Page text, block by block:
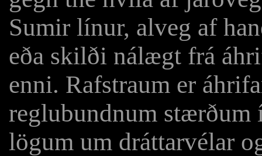
Sumir línur, alveg af
eða skilði nálægt frá
enni. Rafstraum er
reglubundnum
lögum um dráttarvélar